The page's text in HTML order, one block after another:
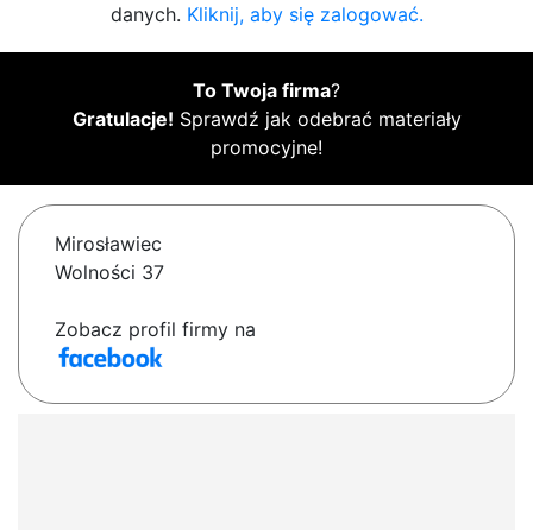
danych. Kliknij, aby się zalogować.
To Twoja firma?
Gratulacje! Sprawdź jak odebrać materiały
promocyjne!
Mirosławiec
Wolności 37
Zobacz profil firmy na